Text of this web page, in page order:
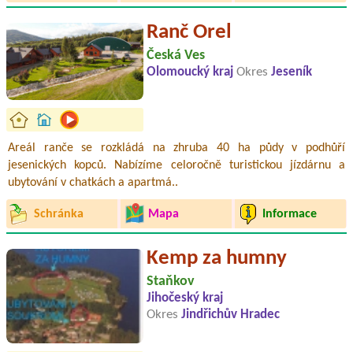
Ranč Orel
Česká Ves
Olomoucký kraj Okres Jeseník
Areál ranče se rozkládá na zhruba 40 ha půdy v podhůří
jesenických kopců. Nabízíme celoročně turistickou jízdárnu a
ubytování v chatkách a apartmá..
Schránka Mapa Informace
Kemp za humny
Staňkov
Jihočeský kraj
Okres Jindřichův Hradec